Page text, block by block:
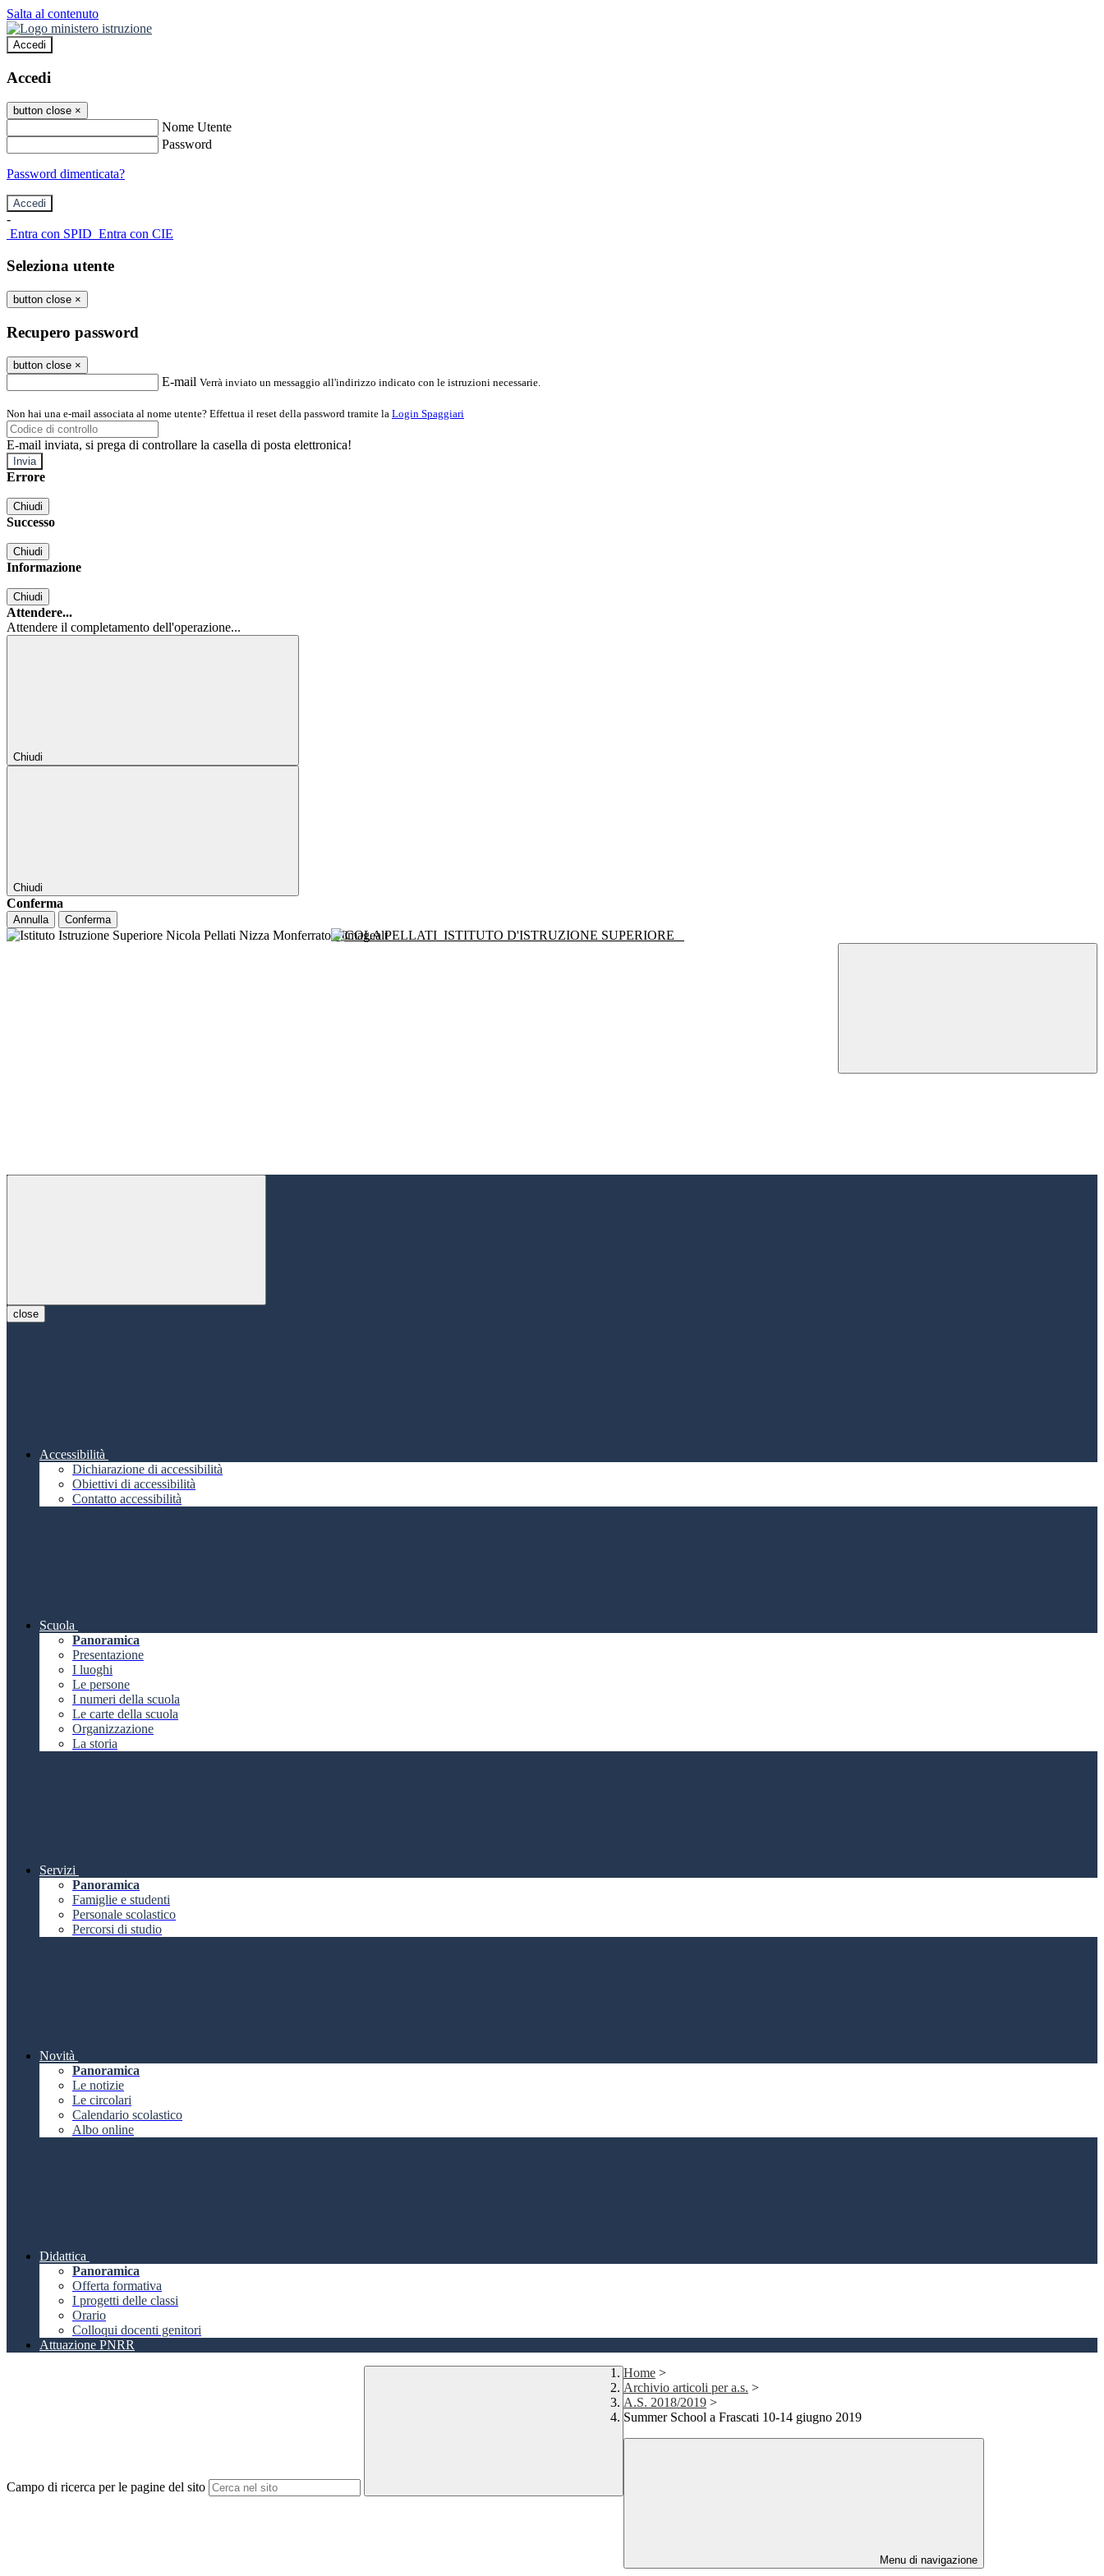
Salta al contenuto
Accedi
Accedi
button close ×
Nome Utente
Password
Password dimenticata?
-
Entra con SPID Entra con CIE
Seleziona utente
button close ×
Recupero password
button close ×
E-mail Verrà inviato un messaggio all'indirizzo indicato con le istruzioni necessarie.
Non hai una e-mail associata al nome utente? Effettua il reset della password tramite la Login Spaggiari
E-mail inviata, si prega di controllare la casella di posta elettronica!
Errore
Chiudi
Successo
Chiudi
Informazione
Chiudi
Attendere...
Attendere il completamento dell'operazione...
Chiudi
Chiudi
Conferma
Annulla Conferma
NICOLA PELLATI ISTITUTO D'ISTRUZIONE SUPERIORE
close
Accessibilità
Dichiarazione di accessibilità
Obiettivi di accessibilità
Contatto accessibilità
Scuola
Panoramica
Presentazione
I luoghi
Le persone
I numeri della scuola
Le carte della scuola
Organizzazione
La storia
Servizi
Panoramica
Famiglie e studenti
Personale scolastico
Percorsi di studio
Novità
Panoramica
Le notizie
Le circolari
Calendario scolastico
Albo online
Didattica
Panoramica
Offerta formativa
I progetti delle classi
Orario
Colloqui docenti genitori
Attuazione PNRR
Campo di ricerca per le pagine del sito
Home >
Archivio articoli per a.s. >
A.S. 2018/2019 >
Summer School a Frascati 10-14 giugno 2019
Menu di navigazione